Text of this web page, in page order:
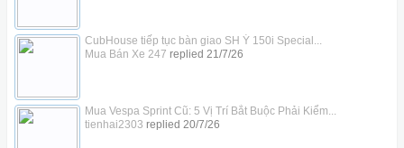
CubHouse tiếp tục bàn giao SH Ý 150i Special...
Mua Bán Xe 247 replied 21/7/26
Mua Vespa Sprint Cũ: 5 Vị Trí Bắt Buộc Phải Kiểm...
tienhai2303 replied 20/7/26